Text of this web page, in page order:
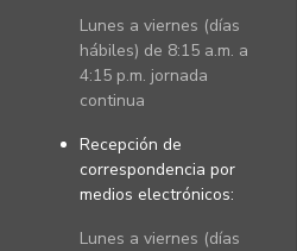
Lunes a viernes (días
hábiles) de 8:15 a.m. a
4:15 p.m. jornada
continua
Recepción de
correspondencia por
medios electrónicos:
Lunes a viernes (días